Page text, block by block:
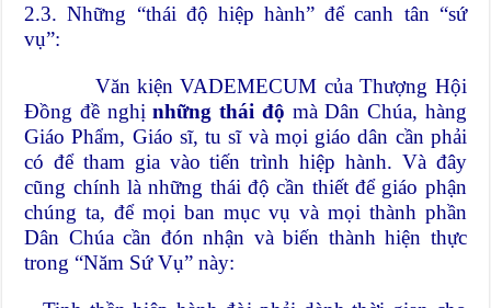
2.3. Những “thái độ hiệp hành” để canh tân “sứ
vụ”:
Văn kiện VADEMECUM của Thượng Hội
Đồng đề nghịnhững thái độ mà Dân Chúa, hàng
Giáo Phẩm, Giáo sĩ, tu sĩ và mọi giáo dân cần phải
có để tham gia vào tiến trình hiệp hành. Và đây
cũng chính là những thái độ cần thiết để giáo phận
chúng ta, để mọi ban mục vụ và mọi thành phần
Dân Chúa cần đón nhận và biến thành hiện thực
trong “Năm Sứ Vụ” này: